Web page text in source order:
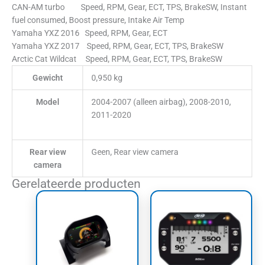
CAN-AM turbo Speed, RPM, Gear, ECT, TPS, BrakeSW, Instant
fuel consumed, Boost pressure, Intake Air Temp
Yamaha YXZ 2016 Speed, RPM, Gear, ECT
Yamaha YXZ 2017 Speed, RPM, Gear, ECT, TPS, BrakeSW
Arctic Cat Wildcat Speed, RPM, Gear, ECT, TPS, BrakeSW
Gewicht
0,950 kg
Model
2004-2007 (alleen airbag), 2008-2010,
2011-2020
Rear view
camera
Geen, Rear view camera
Gerelateerde producten
tot
€2.700,72
heeft
meerdere
variaties.